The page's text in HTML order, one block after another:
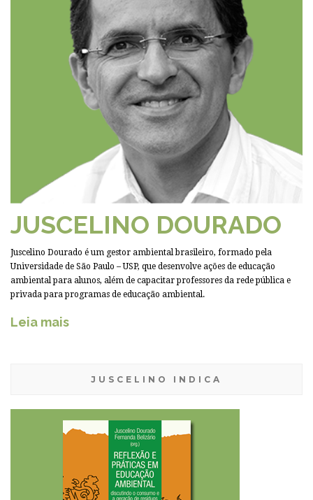
JUSCELINO DOURADO
Juscelino Dourado é um gestor ambiental brasileiro, formado pela
Universidade de São Paulo – USP, que desenvolve ações de educação
ambiental para alunos, além de capacitar professores da rede pública e
privada para programas de educação ambiental.
Leia mais
JUSCELINO INDICA